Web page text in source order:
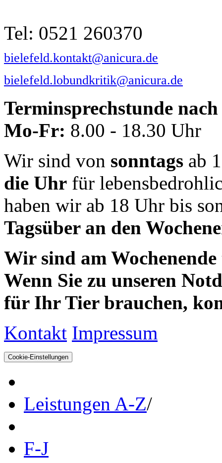
Tel: 0521 260370
bielefeld.kontakt@anicura.de
bielefeld.lobundkritik@anicura.de
Terminsprechstunde
Mo-Fr: 8.00 - 18.30 Uhr
Wir sind von sonntags ab
die Uhr für
haben wir ab 18 Uhr bis
Tagsüber an den
Wir sind am
Wenn Sie zu unseren
für Ihr Tier brauchen,
Kontakt Impressum
Cookie-Einstellungen
Leistungen A-Z/
F-J